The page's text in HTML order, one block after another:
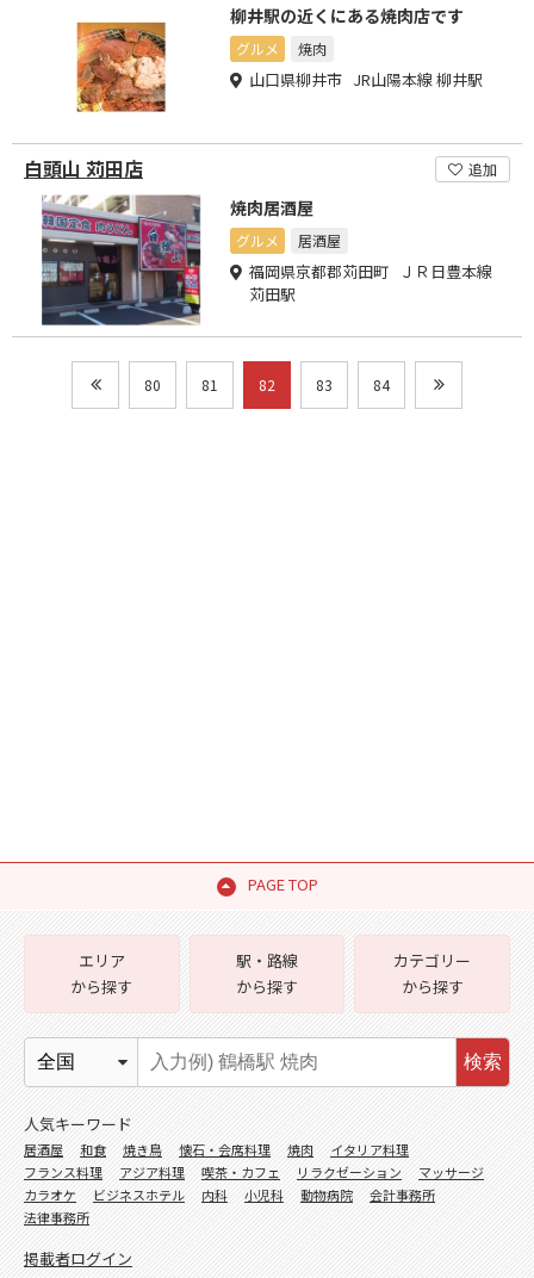
柳井駅の近くにある焼肉店です
グルメ 焼肉
山口県柳井市 JR山陽本線 柳井駅
白頭山 苅田店 追加
焼肉居酒屋
グルメ 居酒屋
福岡県京都郡苅田町 ＪＲ日豊本線
苅田駅
80 81 82 83 84
PAGE TOP
エリア
から探す
駅・路線
から探す
カテゴリー
から探す
検索
人気キーワード
居酒屋 和食 焼き鳥 懐石・会席料理 焼肉
イタリア料理
フランス料理
アジア料理 喫茶・カフェ リラクゼーション
マッサージ
カラオケ
ビジネスホテル 内科 小児科 動物病院
会計事務所
法律事務所
掲載者ログイン